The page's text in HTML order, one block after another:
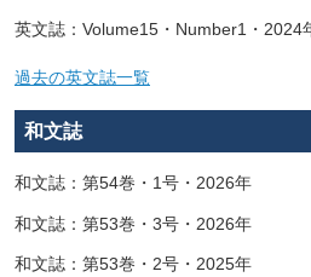
英文誌：Volume15・Number1・2024
過去の英文誌一覧
和文誌
和文誌：第54巻・1号・2026年
和文誌：第53巻・3号・2026年
和文誌：第53巻・2号・2025年